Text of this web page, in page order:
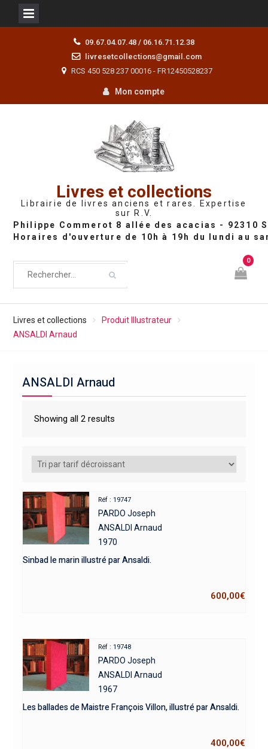
09.67.04.07.48 / 06.16.71.12.38
livresetcollections@gmail.com
RCS 450 528 237 00016 - FR12450528237
Mon compte
Livres et collections
Librairie de livres anciens et rares. Expertise
sur R.V.
0
Livres et collections
Produit Illustrateur
ANSALDI Arnaud
ANSALDI Arnaud
Showing all 2 results
Réf : 19747
PARDO Joseph
ANSALDI Arnaud
1970
Sinbad le marin illustré par Ansaldi.
600,00€
Réf : 19748
PARDO Joseph
ANSALDI Arnaud
1967
Les ballades de Maistre François Villon, illustré par Ansaldi.
400,00€